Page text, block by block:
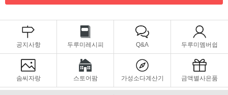
공지사항 두루미레시피 Q&A 두루미멤버쉽
솜씨자랑 스토어팜 가성소다계산기 금액별사은품